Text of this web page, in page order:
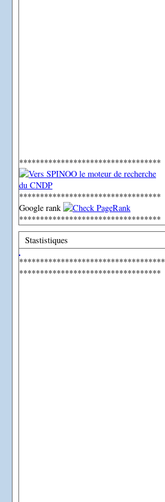
**********************************
**********************************
Google rank
**********************************
Stastistiques
***********************************
**********************************